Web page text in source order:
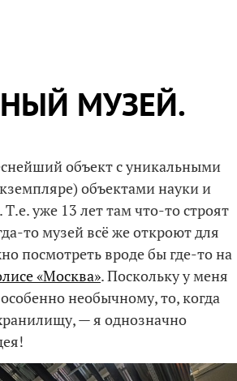
МУЗЕЙ.
объект с уникальными
объектами науки и
уже 13 лет там что-то строят
то музей всё же откроют для
посмотреть вроде бы где-то на
«Москва». Поскольку у меня
необычному, то, когда
— я однозначно